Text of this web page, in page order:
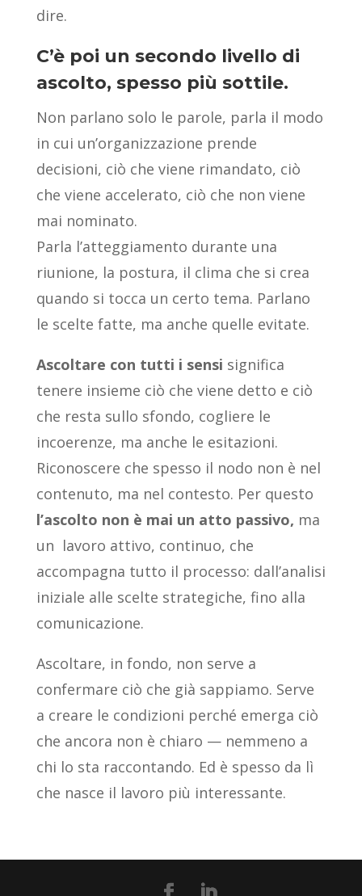
dire.
C’è poi un secondo livello di
ascolto, spesso più sottile.
Non parlano solo le parole, parla il modo
in cui un’organizzazione prende
decisioni, ciò che viene rimandato, ciò
che viene accelerato, ciò che non viene
mai nominato.
Parla l’atteggiamento durante una
riunione, la postura, il clima che si crea
quando si tocca un certo tema. Parlano
le scelte fatte, ma anche quelle evitate.
Ascoltare con tutti i sensi significa
tenere insieme ciò che viene detto e ciò
che resta sullo sfondo, cogliere le
incoerenze, ma anche le esitazioni.
Riconoscere che spesso il nodo non è nel
contenuto, ma nel contesto. Per questo
l’ascolto non è mai un atto passivo, ma
un lavoro attivo, continuo, che
accompagna tutto il processo: dall’analisi
iniziale alle scelte strategiche, fino alla
comunicazione.
Ascoltare, in fondo, non serve a
confermare ciò che già sappiamo. Serve
a creare le condizioni perché emerga ciò
che ancora non è chiaro — nemmeno a
chi lo sta raccontando. Ed è spesso da lì
che nasce il lavoro più interessante.